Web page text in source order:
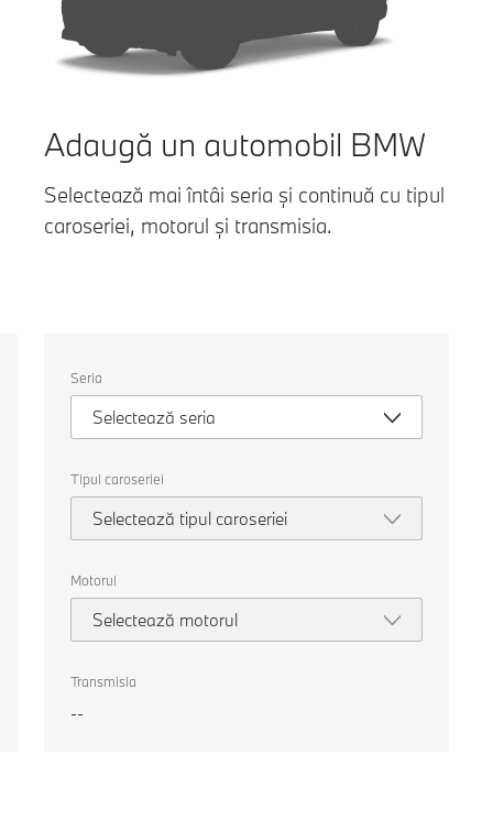
Adaugă un automobil BMW
Selectează mai întâi seria și continuă cu tipul
caroseriei, motorul și transmisia.
următoarele
proprietăți
pentru
a
o
mașină
pentru
comparație.
Seria
Selectează seria
Tipul caroseriei
Selectează tipul caroseriei
Motorul
Selectează motorul
Transmisia
--